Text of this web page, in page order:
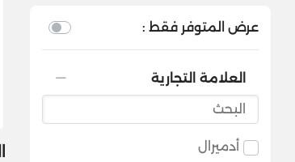
عرض المتوفر فقط :
العلامة التجارية
أدميرال